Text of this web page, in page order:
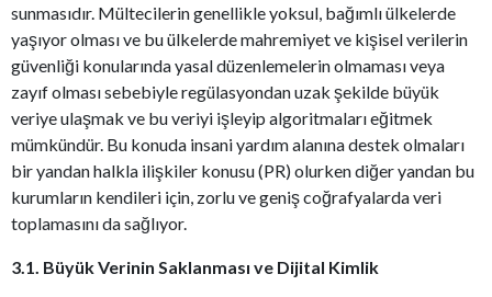
sunmasıdır. Mültecilerin genellikle yoksul, bağımlı ülkelerde
yaşıyor olması ve bu ülkelerde mahremiyet ve kişisel verilerin
güvenliği konularında yasal düzenlemelerin olmaması veya
zayıf olması sebebiyle regülasyondan uzak şekilde büyük
veriye ulaşmak ve bu veriyi işleyip algoritmaları eğitmek
mümkündür. Bu konuda insani yardım alanına destek olmaları
bir yandan halkla ilişkiler konusu (PR) olurken diğer yandan bu
kurumların kendileri için, zorlu ve geniş coğrafyalarda veri
toplamasını da sağlıyor.
3.1. Büyük Verinin Saklanması ve Dijital Kimlik